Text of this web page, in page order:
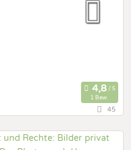
1 Bew.
Shooting
45